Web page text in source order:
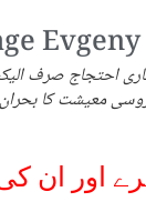
صرف
معیشت کا
اور ان